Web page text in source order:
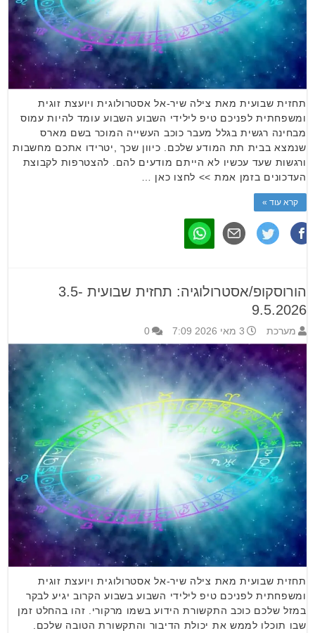
תחזית שבועית מאת צילה שיר-אל אסטרולוגית ויועצת זוגית
ומשפחתית לפניכם טיפ לילידי השבוע השבוע עומד להיות עמוס
מבחינה רגשית בגלל מעבר כוכב העשייה המוכר בשם מארס
שנמצא בבית תת המודע שלכם. כיוון שכך ,יטרידו אתכם מחשבות
ורגשות שעד עכשיו לא הייתם מודעים להם. להצטרפות לקבוצת
העדכונים בזמן אמת >> לחצו כאן …
קרא עוד »
הורוסקופ/אסטרולוגיה: תחזית שבועית 3.5-
9.5.2026
מערכת 3 מאי 2026 7:09 0
תחזית שבועית מאת צילה שיר-אל אסטרולוגית ויועצת זוגית
ומשפחתית לפניכם טיפ לילידי השבוע בשבוע הקרוב יגיע לבקר
במזל שלכם כוכב התקשורת הידוע בשמו מרקורי. זהו בהחלט זמן
שבו תוכלו לממש את יכולת הדיבור והתקשורת הטובה שלכם.